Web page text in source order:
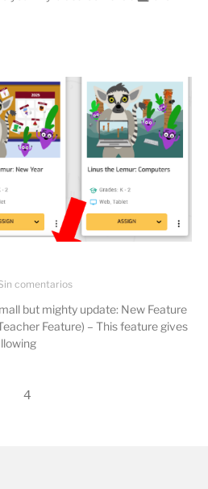
comentarios
but mighty update: New Feature
Feature) – This feature gives
4